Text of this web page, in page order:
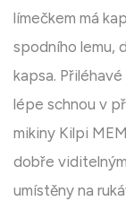
límečkem má
spodního lemu,
kapsa.
lépe schnou v
mikiny Kilpi
dobře
umístěny na